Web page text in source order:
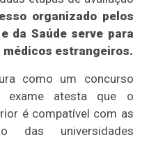
organizado pelos
da Saúde serve para
médicos estrangeiros.
como um concurso
exame atesta que o
é compatível com as
das universidades